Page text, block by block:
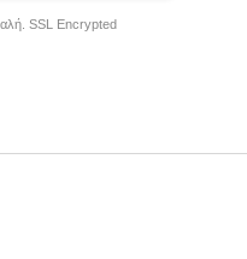
SSL Encrypted